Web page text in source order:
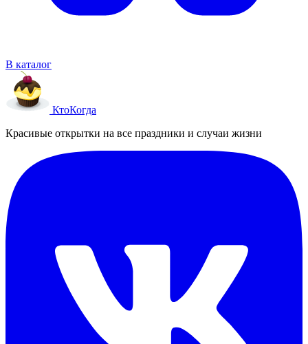
В каталог
КтоКогда
Красивые открытки на все праздники и случаи жизни